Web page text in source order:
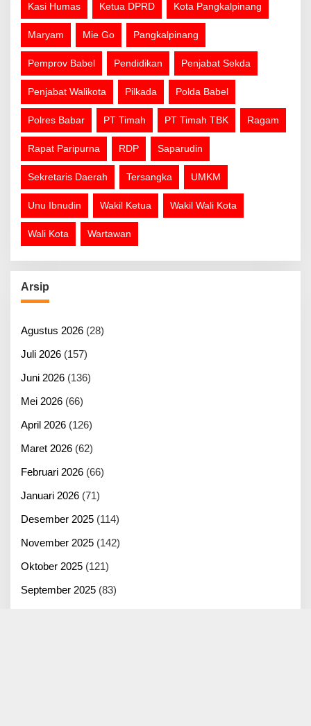
Kasi Humas Ketua DPRD Kota Pangkalpinang
Maryam Mie Go Pangkalpinang
Pemprov Babel Pendidikan Penjabat Sekda
Penjabat Walikota Pilkada Polda Babel
Polres Babar PT Timah PT Timah TBK Ragam
Rapat Paripurna RDP Saparudin
Sekretaris Daerah Tersangka UMKM
Unu Ibnudin Wakil Ketua Wakil Wali Kota
Wali Kota Wartawan
Arsip
Agustus 2026 (28)
Juli 2026 (157)
Juni 2026 (136)
Mei 2026 (66)
April 2026 (126)
Maret 2026 (62)
Februari 2026 (66)
Januari 2026 (71)
Desember 2025 (114)
November 2025 (142)
Oktober 2025 (121)
September 2025 (83)